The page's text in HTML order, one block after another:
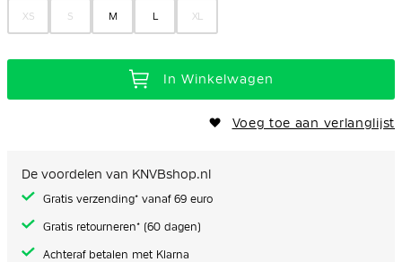
XS S M L XL
In Winkelwagen
Voeg toe aan verlanglijst
De voordelen van KNVBshop.nl
Gratis verzending* vanaf 69 euro
Gratis retourneren* (60 dagen)
Achteraf betalen met Klarna